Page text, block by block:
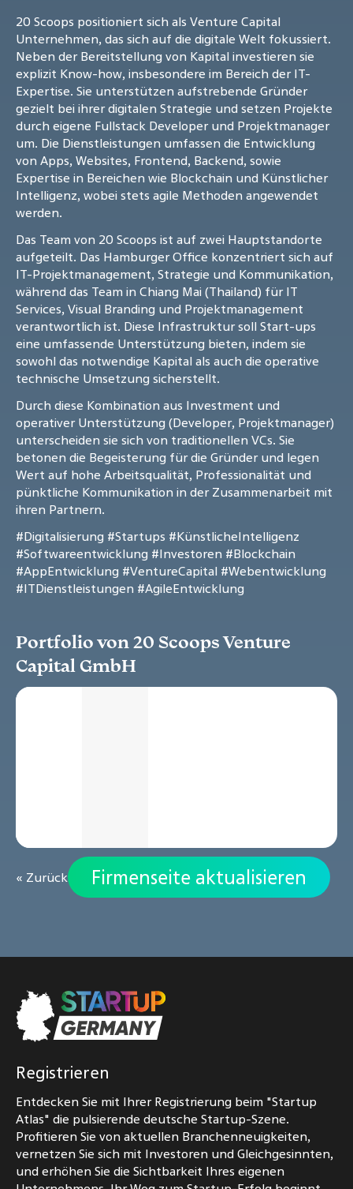
20 Scoops positioniert sich als Venture Capital
Unternehmen, das sich auf die digitale Welt fokussiert.
Neben der Bereitstellung von Kapital investieren sie
explizit Know-how, insbesondere im Bereich der IT-
Expertise. Sie unterstützen aufstrebende Gründer
gezielt bei ihrer digitalen Strategie und setzen Projekte
durch eigene Fullstack Developer und Projektmanager
um. Die Dienstleistungen umfassen die Entwicklung
von Apps, Websites, Frontend, Backend, sowie
Expertise in Bereichen wie Blockchain und Künstlicher
Intelligenz, wobei stets agile Methoden angewendet
werden.
Das Team von 20 Scoops ist auf zwei Hauptstandorte
aufgeteilt. Das Hamburger Office konzentriert sich auf
IT-Projektmanagement, Strategie und Kommunikation,
während das Team in Chiang Mai (Thailand) für IT
Services, Visual Branding und Projektmanagement
verantwortlich ist. Diese Infrastruktur soll Start-ups
eine umfassende Unterstützung bieten, indem sie
sowohl das notwendige Kapital als auch die operative
technische Umsetzung sicherstellt.
Durch diese Kombination aus Investment und
operativer Unterstützung (Developer, Projektmanager)
unterscheiden sie sich von traditionellen VCs. Sie
betonen die Begeisterung für die Gründer und legen
Wert auf hohe Arbeitsqualität, Professionalität und
pünktliche Kommunikation in der Zusammenarbeit mit
ihren Partnern.
#Digitalisierung #Startups #KünstlicheIntelligenz
#Softwareentwicklung #Investoren #Blockchain
#AppEntwicklung #VentureCapital #Webentwicklung
#ITDienstleistungen #AgileEntwicklung
Portfolio von 20 Scoops Venture
Capital GmbH
« Zurück Firmenseite aktualisieren
Registrieren
Entdecken Sie mit Ihrer Registrierung beim "Startup
Atlas" die pulsierende deutsche Startup-Szene.
Profitieren Sie von aktuellen Branchenneuigkeiten,
vernetzen Sie sich mit Investoren und Gleichgesinnten,
und erhöhen Sie die Sichtbarkeit Ihres eigenen